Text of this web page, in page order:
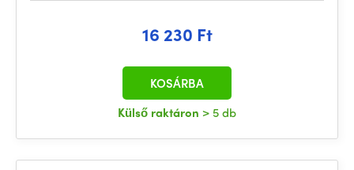
16 230 Ft
Külső raktáron > 5 db
KOSÁRBA